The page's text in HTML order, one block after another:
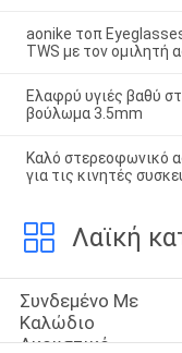
aonike τοπ
TWS με τον ομιλητή
Ελαφρύ υγιές βαθύ
βούλωμα 3.5mm
Καλό στερεοφωνικό
για τις κινητές
Λαϊκή
Συνδεμένο Με
Καλώδιο
Ακουστικό